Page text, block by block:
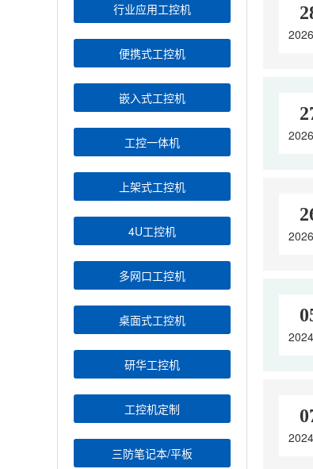
行业应用工控机
便携式工控机
嵌入式工控机
工控一体机
上架式工控机
4U工控机
多网口工控机
桌面式工控机
研华工控机
工控机定制
三防笔记本/平板